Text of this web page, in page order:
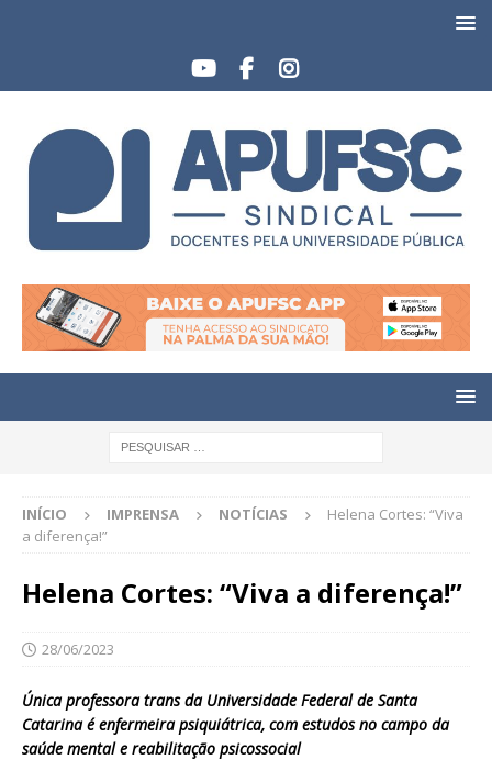
INÍCIO IMPRENSA NOTÍCIAS
Helena Cortes: “Viva
a diferença!”
Helena Cortes: “Viva a diferença!”
28/06/2023
Única professora trans da Universidade Federal de Santa
Catarina é enfermeira psiquiátrica, com estudos no campo da
saúde mental e reabilitação psicossocial